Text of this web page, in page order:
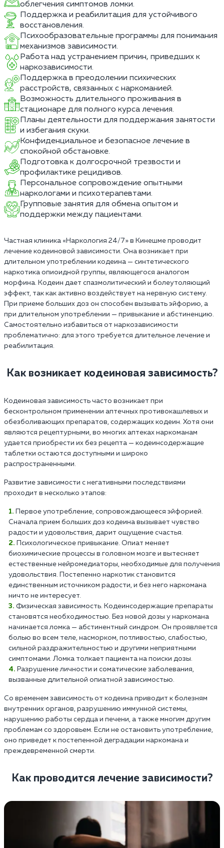
облегчения симптомов ломки.
Поддержка и реабилитация для устойчивого
восстановления.
Психообразовательные программы для понимания
механизмов зависимости.
Работа над устранением причин, приведших к
наркозависимости.
Поддержка в преодолении психических
расстройств, связанных с наркоманией.
Возможность длительного проживания в
стационаре для полного курса лечения.
Планы деятельности для поддержания занятости
и избегания скуки.
Конфиденциальное и безопасное лечение в
спокойной обстановке.
Подготовка к долгосрочной трезвости и
профилактике рецидивов.
Персональное сопровождение опытными
наркологами и психотерапевтами.
Групповые занятия для обмена опытом и
поддержки между пациентами.
Частная клиника «Наркология 24/7» в Кинешме проводит
лечение кодеиновой зависимости. Она возникает при
длительном употреблении кодеина — синтетического
наркотика опиоидной группы, являющегося аналогом
морфина. Кодеин дает спазмолитический и болеутоляющий
эффект, так как активно воздействует на нервную систему.
При приеме больших доз он способен вызывать эйфорию, а
при длительном употреблении — привыкание и абстиненцию.
Самостоятельно избавиться от наркозависимости
проблематично: для этого требуется длительное лечение и
реабилитация.
Как возникает кодеиновая зависимость?
Кодеиновая зависимость часто возникает при
бесконтрольном применении аптечных противокашлевых и
обезболивающих препаратов, содержащих кодеин. Хотя они
являются рецептурными, во многих аптеках наркоманам
удается приобрести их без рецепта — кодеинсодержащие
таблетки остаются доступными и широко
распространенными.
Развитие зависимости с негативными последствиями
проходит в несколько этапов:
Первое употребление, сопровождающееся эйфорией.
Сначала прием больших доз кодеина вызывает чувство
радости и удовольствия, дарит ощущение счастья.
Психологическое привыкание. Опиат меняет
биохимические процессы в головном мозге и вытесняет
естественные нейромедиаторы, необходимые для получения
удовольствия. Постепенно наркотик становится
единственным источником радости, и без него наркомана
ничто не интересует.
Физическая зависимость. Кодеинсодержащие препараты
становятся необходимостью. Без новой дозы у наркомана
начинается ломка — абстинентный синдром. Он проявляется
болью во всем теле, насморком, потливостью, слабостью,
сильной раздражительностью и другими неприятными
симптомами. Ломка толкает пациента на поиски дозы.
Разрушение личности и соматические заболевания,
вызванные длительной опиатной зависимостью.
Со временем зависимость от кодеина приводит к болезням
внутренних органов, разрушению иммунной системы,
нарушению работы сердца и печени, а также многим другим
проблемам со здоровьем. Если не остановить употребление,
оно приведет к постепенной деградации наркомана и
преждевременной смерти.
Как проводится лечение зависимости?